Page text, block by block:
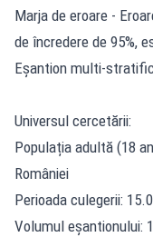
Marja de eroare -
de încredere de 95%,
Eșantion multi-
Universul cercetării:
Populația adultă (18
României
Perioada culegerii:
Volumul eșantionului: